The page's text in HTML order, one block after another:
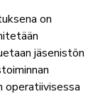
on
jäsenistön